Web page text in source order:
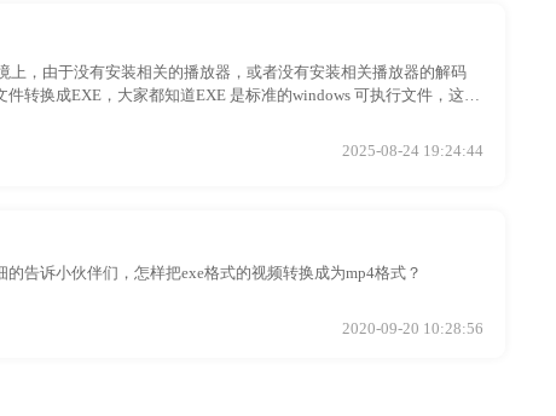
，由于没有安装相关的播放器，或者没有安装相关播放器的解码
转换成EXE，大家都知道EXE 是标准的windows 可执行文件，这样
2025-08-24 19:24:44
告诉小伙伴们，怎样把exe格式的视频转换成为mp4格式？
2020-09-20 10:28:56